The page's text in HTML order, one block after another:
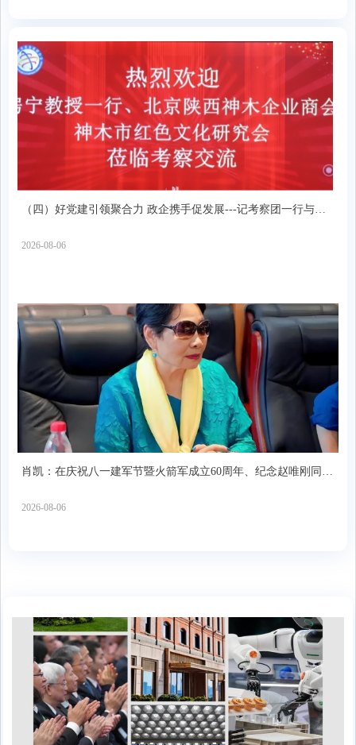
（四）好党建引领聚合力 政企携手促发展---记考察团一行与商
2026-08-06
肖凯：在庆祝八一建军节暨火箭军成立60周年、纪念赵唯刚同志
2026-08-06